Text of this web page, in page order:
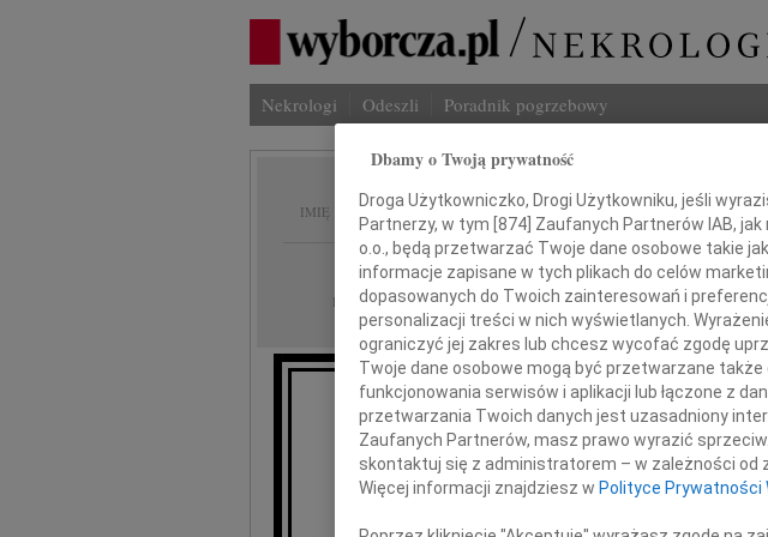
Nekrologi Odeszli Poradnik pogrzebowy
IMIĘ I NAZWISKO: Marek Ziarkowski
REGION: Warszawa
DATA EMISJI: 12.05.2026
Ze smutkiem żegnamy
mgr. inż. architekta
Dbamy o Twoją prywatność
Droga Użytkowniczko, Drogi Użytkowniku, jeśli
Partnerzy, w tym [874] Zaufanych Partnerów IAB, jak
o.o., będą przetwarzać Twoje dane osobowe takie
informacje zapisane w tych plikach do celów
dopasowanych do Twoich zainteresowań i
personalizacji treści w nich wyświetlanych.
ograniczyć jej zakres lub chcesz wycofać zgodę
Twoje dane osobowe mogą być przetwarzane
funkcjonowania serwisów i aplikacji lub łączone z
przetwarzania Twoich danych jest uzasadniony
Zaufanych Partnerów, masz prawo wyrazić
skontaktuj się z administratorem – w zależności od
Więcej informacji znajdziesz w Polityce Prywatności